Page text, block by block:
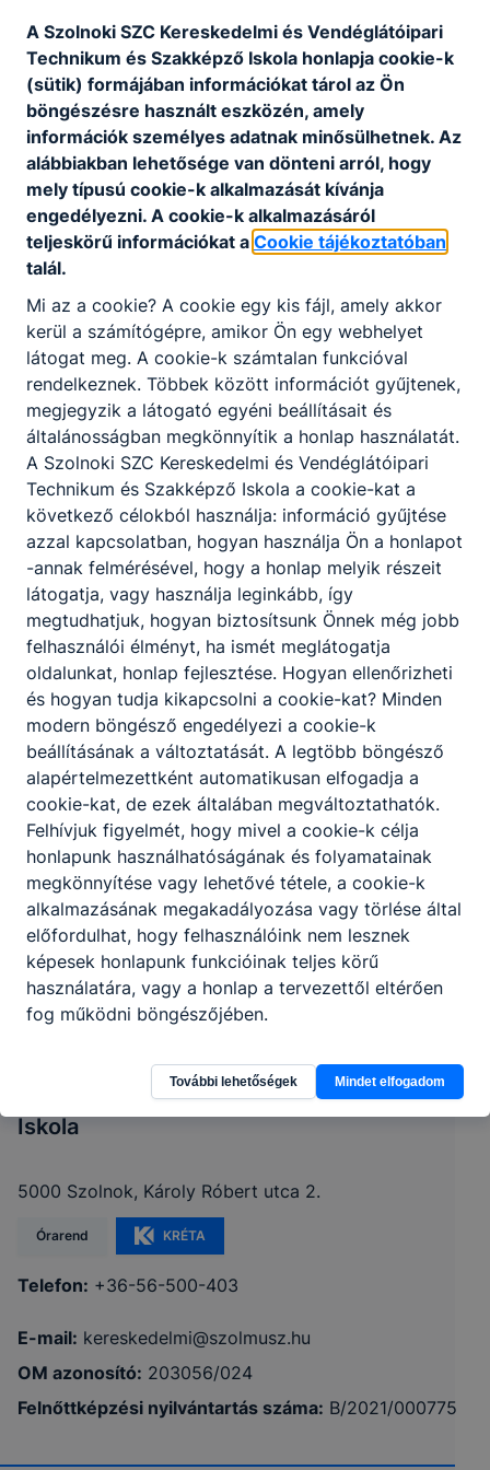
2026-ban került sor.
IKK_Osszegzo_SZSZC_Kereskedelmi_honlapra.
pdf
Letöltés
Partnereink
Szolnoki SZC Kereskedelmi és
Vendéglátóipari Technikum és Szakképző
Iskola
5000 Szolnok, Károly Róbert utca 2.
Órarend KRÉTA
Telefon: +36-56-500-403
E-mail: kereskedelmi@szolmusz.hu
OM azonosító: 203056/024
Felnőttképzési nyilvántartás száma: B/2021/000775
A Szolnoki SZC Kereskedelmi és Vendéglátóipari
Technikum és Szakképző Iskola honlapja cookie-k
(sütik) formájában információkat tárol az Ön
böngészésre használt eszközén, amely
információk személyes adatnak minősülhetnek. Az
alábbiakban lehetősége van dönteni arról, hogy
mely típusú cookie-k alkalmazását kívánja
engedélyezni. A cookie-k alkalmazásáról
teljeskörű információkat a Cookie tájékoztatóban
talál.
Mi az a cookie? A cookie egy kis fájl, amely akkor
kerül a számítógépre, amikor Ön egy webhelyet
látogat meg. A cookie-k számtalan funkcióval
rendelkeznek. Többek között információt gyűjtenek,
megjegyzik a látogató egyéni beállításait és
általánosságban megkönnyítik a honlap használatát.
A Szolnoki SZC Kereskedelmi és Vendéglátóipari
Technikum és Szakképző Iskola a cookie-kat a
következő célokból használja: információ gyűjtése
azzal kapcsolatban, hogyan használja Ön a honlapot
-annak felmérésével, hogy a honlap melyik részeit
látogatja, vagy használja leginkább, így
megtudhatjuk, hogyan biztosítsunk Önnek még jobb
felhasználói élményt, ha ismét meglátogatja
oldalunkat, honlap fejlesztése. Hogyan ellenőrizheti
és hogyan tudja kikapcsolni a cookie-kat? Minden
modern böngésző engedélyezi a cookie-k
beállításának a változtatását. A legtöbb böngésző
alapértelmezettként automatikusan elfogadja a
cookie-kat, de ezek általában megváltoztathatók.
Felhívjuk figyelmét, hogy mivel a cookie-k célja
honlapunk használhatóságának és folyamatainak
megkönnyítése vagy lehetővé tétele, a cookie-k
alkalmazásának megakadályozása vagy törlése által
előfordulhat, hogy felhasználóink nem lesznek
képesek honlapunk funkcióinak teljes körű
használatára, vagy a honlap a tervezettől eltérően
fog működni böngészőjében.
További lehetőségek Mindet elfogadom